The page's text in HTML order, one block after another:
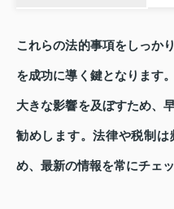
これらの法的事項をしっか
を成功に導く鍵となります
大きな影響を及ぼすため、
勧めします。法律や税制
め、最新の情報を常にチェ